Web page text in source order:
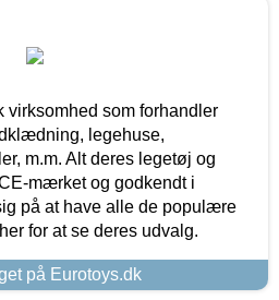
virksomhed som forhandler
legehuse,
m.m. Alt deres legetøj og
mærket og godkendt i
på at have alle de populære
for at se deres udvalg.
på Eurotoys.dk